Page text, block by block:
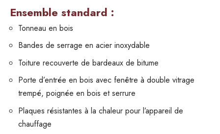
Ensemble standard :
Tonneau en bois
Bandes de serrage en acier inoxydable
Toiture recouverte de bardeaux de bitume
Porte d’entrée en bois avec fenêtre à double vitrage
trempé, poignée en bois et serrure
Plaques résistantes à la chaleur pour l’appareil de
chauffage